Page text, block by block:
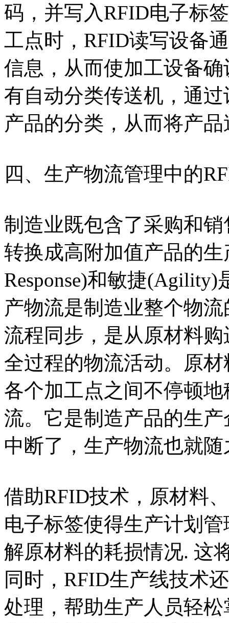
码，并写入RFID电子标
工点时，RFID读写设备
信息，从而使加工设备
有自动分类传送机，通
产品的分类，从而将产
四、生产物流管理中的
制造业既包含了采购和
转换成高附加值产品的
Response)和敏捷
产物流是制造业整个物
流程同步，是从原材料
全过程的物流活动。原
各个加工点之间不停顿
流。它是制造产品的生
中断了，生产物流也就
借助RFID技术，原材料
电子标签使得生产计划
解原材料的耗损情况. 这
同时，RFID生产线技术
处理，帮助生产人员轻